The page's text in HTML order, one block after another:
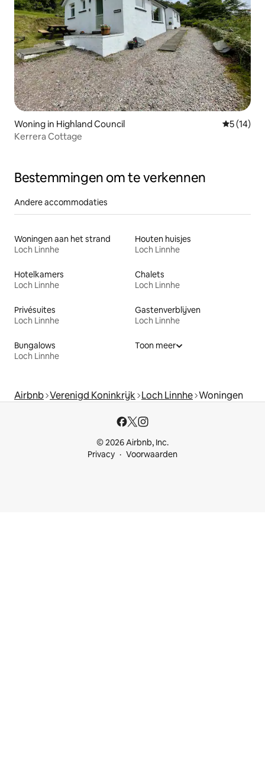
Woning in Highland Council
5 (14)
Kerrera Cottage
Bestemmingen om te verkennen
Andere accommodaties
Woningen aan het strand
Loch Linnhe
Houten huisjes
Loch Linnhe
Hotelkamers
Loch Linnhe
Chalets
Loch Linnhe
Privésuites
Loch Linnhe
Gastenverblijven
Loch Linnhe
Bungalows
Loch Linnhe
Toon meer
Airbnb Verenigd Koninkrijk Loch Linnhe Woningen
© 2026 Airbnb, Inc.
Privacy
Voorwaarden